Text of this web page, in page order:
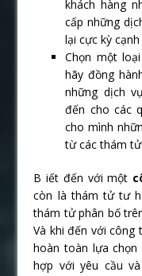
khách hàng
cấp những
lại cực kỳ
Chọn một
hãy đồng
những dịch
đến cho các
cho mình
từ các thám tử
B iết đến với một
còn là thám tử tư
thám tử phân bố
Và khi đến với
hoàn toàn lựa
hợp với yêu cầu